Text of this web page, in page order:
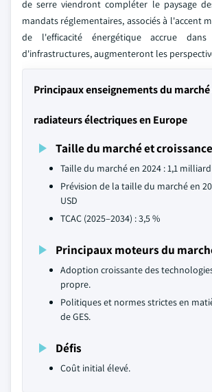
de serre viendront compléter le paysage
mandats réglementaires, associés à l'accent
de l'efficacité énergétique accrue
d'infrastructures, augmenteront les
Principaux enseignements du marché
radiateurs électriques en Europe
Taille du marché et croissance
Taille du marché en 2024 : 1,1 milliard
Prévision de la taille du marché en
USD
TCAC (2025–2034) : 3,5 %
Principaux moteurs du
Adoption croissante des
propre.
Politiques et normes strictes en
de GES.
Défis
Coût initial élevé.